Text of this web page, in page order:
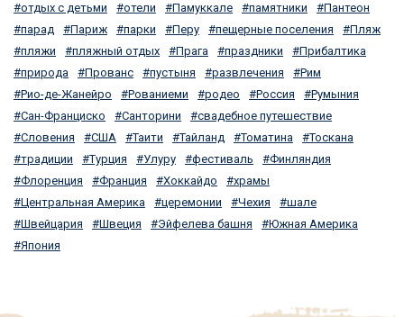
отдых с детьми
отели Памуккале памятники
Пантеон
парад
Париж парки Перу пещерные поселения
Пляж
пляжи
пляжный отдых Прага праздники
Прибалтика
природа
Прованс пустыня развлечения
Рим
Рио-де-Жанейро
Рованиеми родео Россия
Румыния
Сан-Франциско
Санторини
свадебное путешествие
Словения
США Таити Тайланд Томатина
Тоскана
традиции
Турция Улуру фестиваль
Финляндия
Флоренция
Франция Хоккайдо
храмы
Центральная Америка
церемонии Чехия
шале
Швейцария
Швеция Эйфелева башня
Южная Америка
Япония